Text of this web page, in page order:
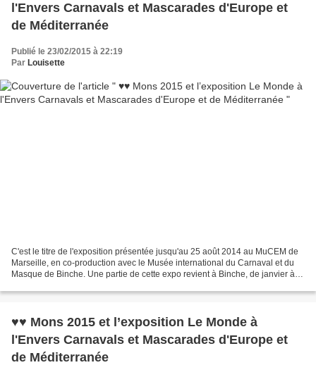
l'Envers Carnavals et Mascarades d'Europe et
de Méditerranée
Publié le 23/02/2015 à 22:19
Par Louisette
C'est le titre de l'exposition présentée jusqu'au 25 août 2014 au MuCEM de
Marseille, en co-production avec le Musée international du Carnaval et du
Masque de Binche. Une partie de cette expo revient à Binche, de janvier à
♥♥ Mons 2015 et l’exposition Le Monde à
l'Envers Carnavals et Mascarades d'Europe et
de Méditerranée